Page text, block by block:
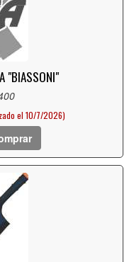
"BIASSONI"
el 10/7/2026)